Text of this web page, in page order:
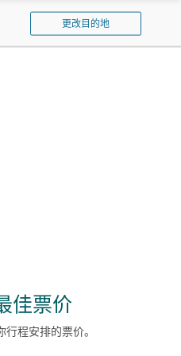
口
泰
航
空
更改目的地
佳票价
程安排的票价。